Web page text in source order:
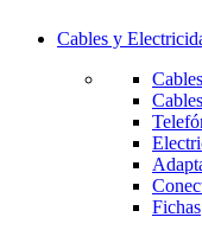
Cables y
Cables
Fichas